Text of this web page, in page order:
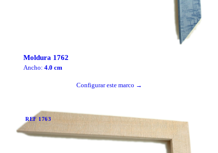
Moldura 1762
Ancho: 4.0 cm
Configurar este marco →
REF1763